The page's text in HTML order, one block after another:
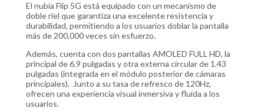
El nubia Flip 5G está equipado con un mecanismo de
doble riel que garantiza una excelente resistencia y
durabilidad, permitiendo a los usuarios doblar la pantalla
más de 200,000 veces sin esfuerzo.
Además, cuenta con dos pantallas AMOLED FULL HD, la
principal de 6.9 pulgadas y otra externa circular de 1.43
pulgadas (integrada en el módulo posterior de cámaras
principales). Junto a su tasa de refresco de 120Hz,
ofrecen una experiencia visual inmersiva y fluida a los
usuarios.